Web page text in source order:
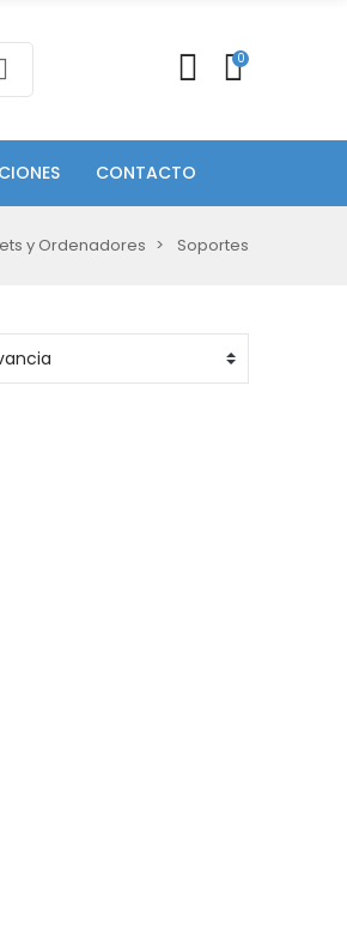
0
CONTACTO
y Ordenadores Soportes